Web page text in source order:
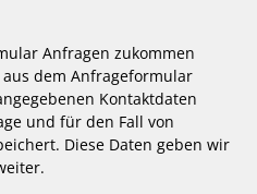
Anfragen zukommen
dem Anfrageformular
Kontaktdaten
und für den Fall von
Diese Daten geben wir